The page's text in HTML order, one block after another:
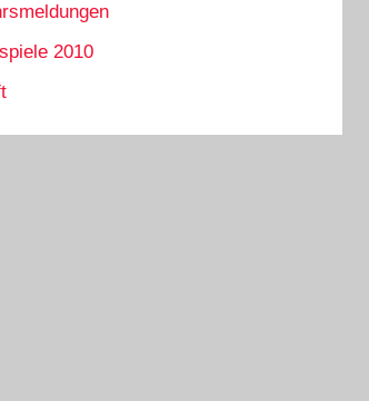
2010